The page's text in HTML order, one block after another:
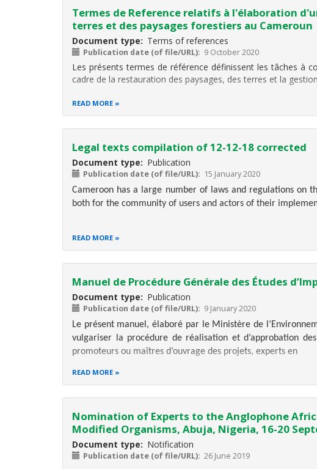
Termes de Reference relatifs à l'élaboration
terres et des paysages forestiers au Cameroun
Document type Terms of references
Publication date (of file/URL) 9 October 2020
Les présents termes de référence définissent les tâches à
cadre de la restauration des paysages, des terres et la
READ MORE
Legal texts compilation of 12-12-18 corrected
Document type Publication
Publication date (of file/URL) 15 January 2020
Cameroon has a large number of laws and regulations on
both for the community of users and actors of their
This state of affairs
READ MORE
Manuel de Procédure Générale des Études
Document type Publication
Publication date (of file/URL) 9 January 2020
Le présent manuel, élaboré par le Ministère de
vulgariser la procédure de réalisation et d’approbation
promoteurs ou maîtres d’ouvrage des projets, experts en
READ MORE
Nomination of Experts to the Anglophone
Modified Organisms, Abuja, Nigeria, 16-20
Document type Notification
Publication date (of file/URL) 26 June 2019